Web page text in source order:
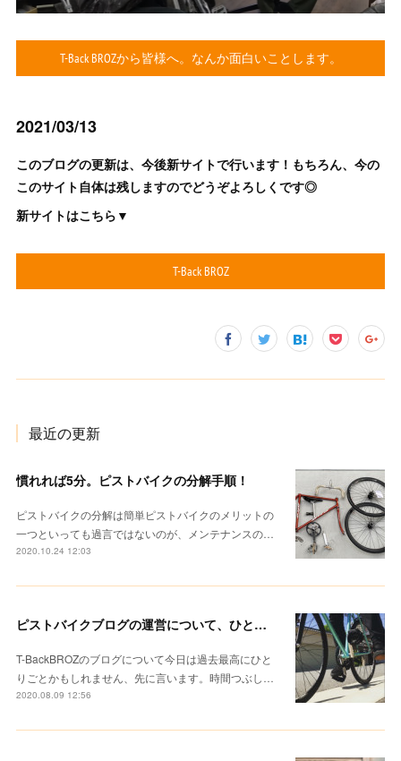
T-Back BROZから皆様へ。なんか面白いことします。
2021/03/13
このブログの更新は、今後新サイトで行います！もちろん、今の
このサイト自体は残しますのでどうぞよろしくです◎
新サイトはこちら▼
T-Back BROZ
最近の更新
慣れれば5分。ピストバイクの分解手順！
ピストバイクの分解は簡単ピストバイクのメリットの
一つといっても過言ではないのが、メンテナンスの…
2020.10.24 12:03
ピストバイクブログの運営について、ひとりごと。ぼくの「T-BackBROZ」
T-BackBROZのブログについて今日は過去最高にひと
りごとかもしれません、先に言います。時間つぶし…
2020.08.09 12:56